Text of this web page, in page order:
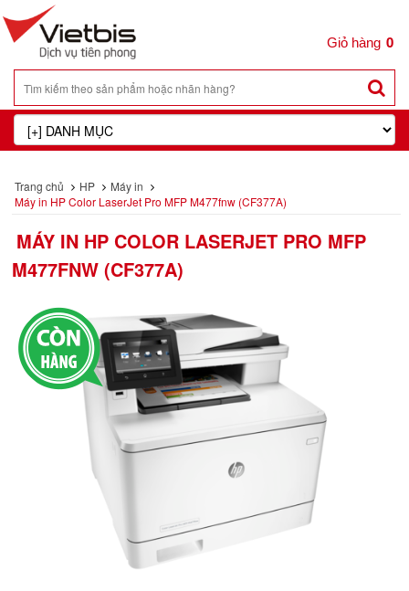
0
Trang chủ HP
Máy in
Máy in HP Color LaserJet Pro MFP M477fnw (CF377A)
MÁY IN HP COLOR LASERJET PRO MFP
M477FNW (CF377A)